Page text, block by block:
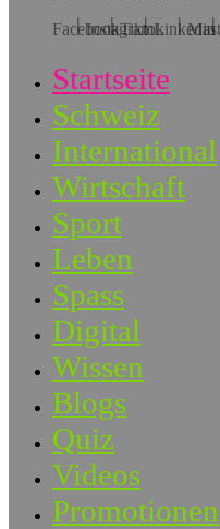
Startseite
Schweiz
International
Wirtschaft
Sport
Leben
Spass
Digital
Wissen
Blogs
Quiz
Videos
Promotionen